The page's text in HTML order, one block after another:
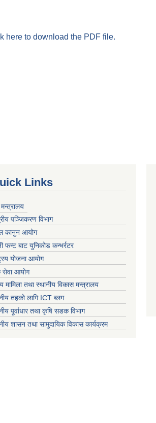
here to download the PDF file.
Links
पञ्जिकरण विभाग
कानुन आयोग
फन्ट बाट युनिकोड कन्भर्रटर
योजना आयोग
सेवा आयोग
मामिला तथा स्थानीय विकास मन्त्रालय
तहको लागि ICT ब्लग
पूर्वाधार तथा कृषि सडक विभाग
शासन तथा सामुदायिक विकास कार्यक्रम